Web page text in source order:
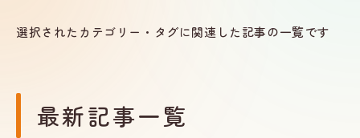
選択されたカテゴリー・タグに関連した記事の一覧です
最新記事一覧